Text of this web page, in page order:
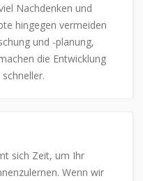
Nachdenken und
hingegen vermeiden
und -planung,
die Entwicklung
sich Zeit, um Ihr
Wenn wir